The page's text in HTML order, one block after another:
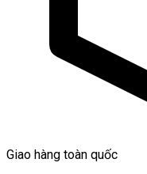
Giao hàng toàn quốc